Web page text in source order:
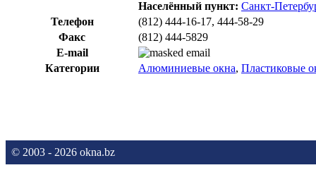
Населённый пункт: Санкт-
Телефон
(812) 444-16-17, 444-58-29
Факс
(812) 444-5829
E-mail
Категории
Алюминиевые окна, Пластиковые
© 2003 - 2026 okna.bz